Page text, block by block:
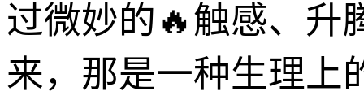
过微妙的🔥触感、升
来，那是一种生理上